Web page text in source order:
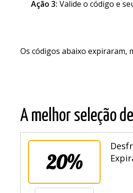
Ação 3: Valide o código e
Os códigos abaixo expiraram,
A melhor seleção
20%